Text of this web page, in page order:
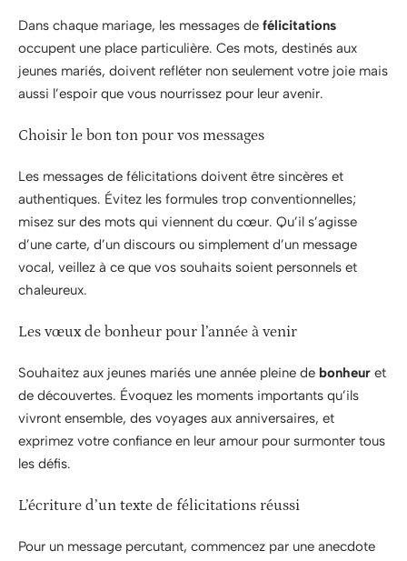
Dans chaque mariage, les messages de félicitations
occupent une place particulière. Ces mots, destinés aux
jeunes mariés, doivent refléter non seulement votre joie mais
aussi l’espoir que vous nourrissez pour leur avenir.
Choisir le bon ton pour vos messages
Les messages de félicitations doivent être sincères et
authentiques. Évitez les formules trop conventionnelles;
misez sur des mots qui viennent du cœur. Qu’il s’agisse
d’une carte, d’un discours ou simplement d’un message
vocal, veillez à ce que vos souhaits soient personnels et
chaleureux.
Les vœux de bonheur pour l’année à venir
Souhaitez aux jeunes mariés une année pleine de bonheur et
de découvertes. Évoquez les moments importants qu’ils
vivront ensemble, des voyages aux anniversaires, et
exprimez votre confiance en leur amour pour surmonter tous
les défis.
L’écriture d’un texte de félicitations réussi
Pour un message percutant, commencez par une anecdote